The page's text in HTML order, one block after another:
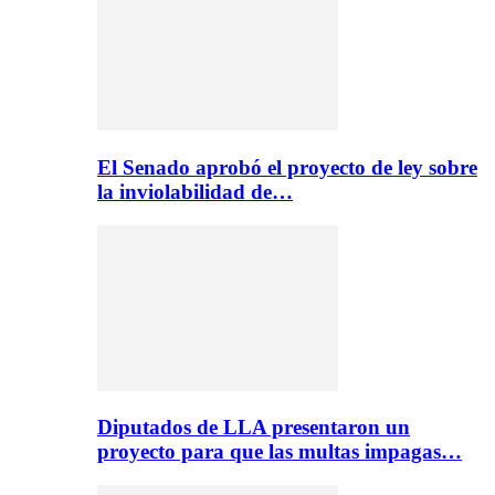
El Senado aprobó el proyecto de ley sobre
la inviolabilidad de…
Diputados de LLA presentaron un
proyecto para que las multas impagas…